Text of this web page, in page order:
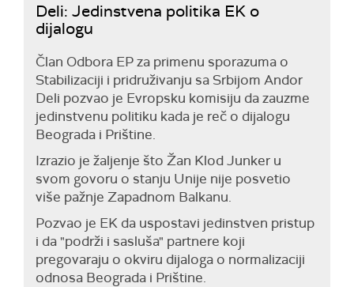
Deli: Jedinstvena politika EK o
dijalogu
Član Odbora EP za primenu sporazuma o
Stabilizaciji i pridruživanju sa Srbijom Andor
Deli pozvao je Evropsku komisiju da zauzme
jedinstvenu politiku kada je reč o dijalogu
Beograda i Prištine.
Izrazio je žaljenje što Žan Klod Junker u
svom govoru o stanju Unije nije posvetio
više pažnje Zapadnom Balkanu.
Pozvao je EK da uspostavi jedinstven pristup
i da "podrži i sasluša" partnere koji
pregovaraju o okviru dijaloga o normalizaciji
odnosa Beograda i Prištine.